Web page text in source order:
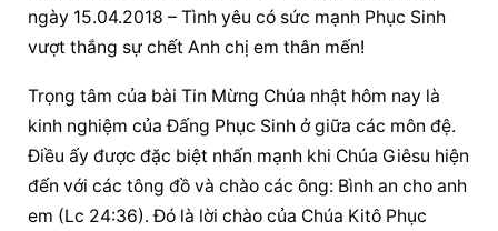
ngày 15.04.2018 – Tình yêu có sức mạnh Phục Sinh
vượt thắng sự chết Anh chị em thân mến!
kinh nghiệm của Đấng Phục Sinh ở giữa các môn đệ.
Điều ấy được đặc biệt nhấn mạnh khi Chúa Giêsu hiện
đến với các tông đồ và chào các ông: Bình an cho anh
em (Lc 24:36). Đó là lời chào của Chúa Kitô Phục